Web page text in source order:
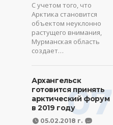
С учетом того, что
Арктика становится
объектом неуклонно
растущего внимания,
Мурманская область
создает…
07
Архангельск
готовится принять
арктический форум
в 2019 году
05.02.2018 г.